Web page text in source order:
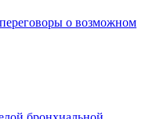
о возможном